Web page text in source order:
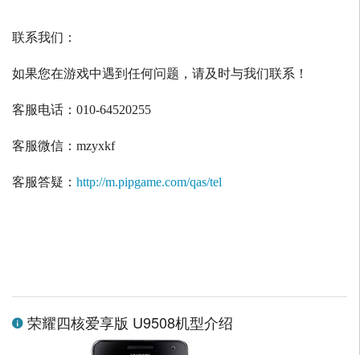
联系我们：
如果您在游戏中遇到任何问题，请及时与我们联系！
客服电话： 010-64520255
客服微信： mzyxkf
客服答疑： http://m.pipgame.com/qas/tel
荣耀四核爱享版 U9508机型介绍